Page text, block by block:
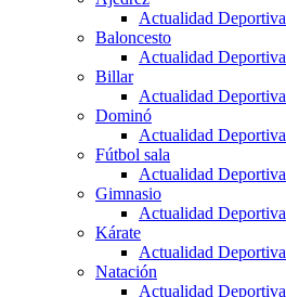
Actualidad Deportiva
Baloncesto
Actualidad Deportiva
Billar
Actualidad Deportiva
Dominó
Actualidad Deportiva
Fútbol sala
Actualidad Deportiva
Gimnasio
Actualidad Deportiva
Kárate
Actualidad Deportiva
Natación
Actualidad Deportiva